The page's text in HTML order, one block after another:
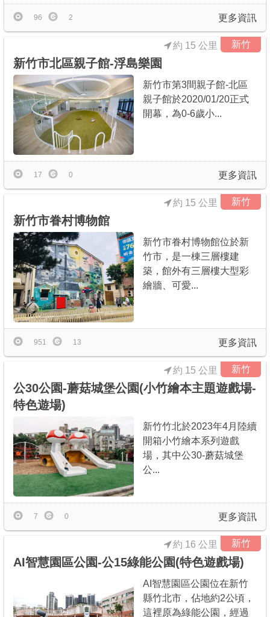
更多資訊
96 2
新竹
新竹市北區親子館-浮島樂園
約 15 公里
新竹市第3間親子館-北區
親子館於2020/01/20正式
開幕，為0-6歲小...
更多資訊
17 0
新竹
新竹市眷村博物館
約 15 公里
新竹市眷村博物館位於新
竹市，是一棟三層樓建
築，館外有三層樓大型彩
繪牆、可愛...
更多資訊
951 13
新竹
公30公園-蘑菇城堡公園(小竹繪本主題遊戲場-
特色遊場)
約 15 公里
新竹竹北於2023年4月陸續
開箱小竹繪本系列遊戲
場，其中公30-蘑菇城堡
公...
更多資訊
7 0
新竹
AI智慧園區公園-公15綠能公園(特色遊戲場)
約 16 公里
AI智慧園區公園位在新竹
縣竹北市，佔地約2公頃，
這裡原為綠能公園，經過